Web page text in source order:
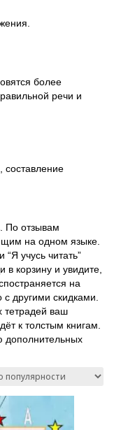
более
речи и
составление
По отзывам
на одном языке.
учусь читать”
в корзину и увидите,
на
другими скидками.
ваш
к толстым книгам.
дополнительных